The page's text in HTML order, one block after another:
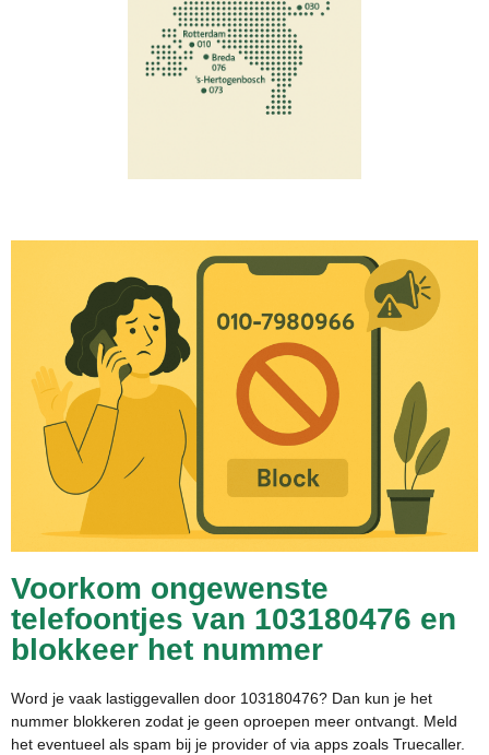
Voorkom ongewenste
telefoontjes van 103180476 en
blokkeer het nummer
Word je vaak lastiggevallen door 103180476? Dan kun je het
nummer blokkeren zodat je geen oproepen meer ontvangt. Meld
het eventueel als spam bij je provider of via apps zoals Truecaller.